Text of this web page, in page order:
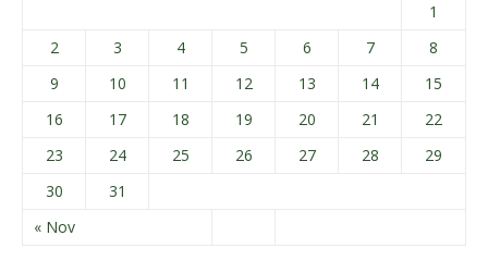
« Nov
1
2
3 4 5 6 7
8
9
10 11 12 13 14
15
16
17 18 19 20 21
22
23
24 25 26 27 28
29
30
31